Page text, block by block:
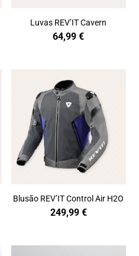
Luvas REV’IT Cavern
64,99€
Blusão REV’IT Control Air H2O
249,99 €